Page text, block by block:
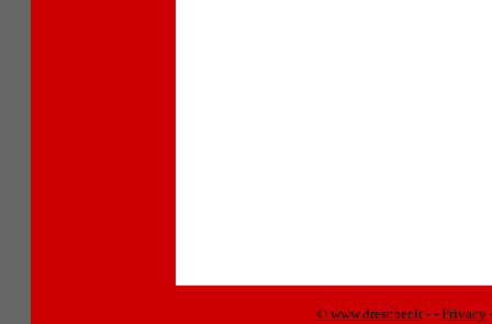
© www.drescher.it - - Privacy